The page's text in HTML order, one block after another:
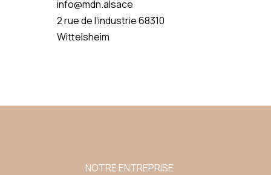
info@mdn.alsace
2 rue de l’industrie 68310
Wittelsheim
NOTRE ENTREPRISE